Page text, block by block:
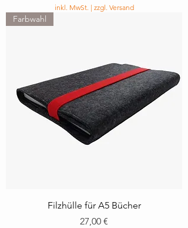
inkl. MwSt. | zzgl. Versand
Farbwahl
Filzhülle für A5 Bücher
Preis
27,00 €